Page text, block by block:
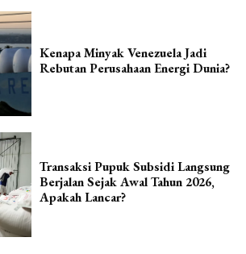
Kenapa Minyak Venezuela Jadi
Rebutan Perusahaan Energi Dunia?
Transaksi Pupuk Subsidi Langsung
Berjalan Sejak Awal Tahun 2026,
Apakah Lancar?